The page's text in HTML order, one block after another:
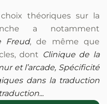
théoriques sur la
a notamment
Freud, de même que
dont Clinique de la
et l’arcade, Spécificité
dans la traduction